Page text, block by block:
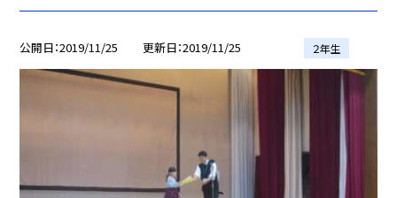
公開日 2019/11/25 更新日 2019/11/25 ２年生